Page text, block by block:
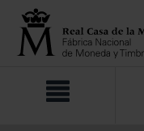
contenido